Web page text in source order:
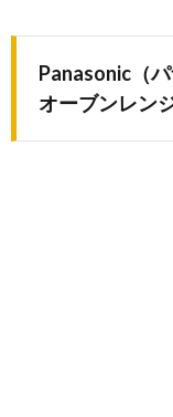
Panasonic（
オーブンレン